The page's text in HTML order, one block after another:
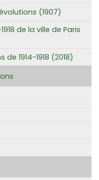
(1907)
de la ville de Paris
1914-1918 (2018)